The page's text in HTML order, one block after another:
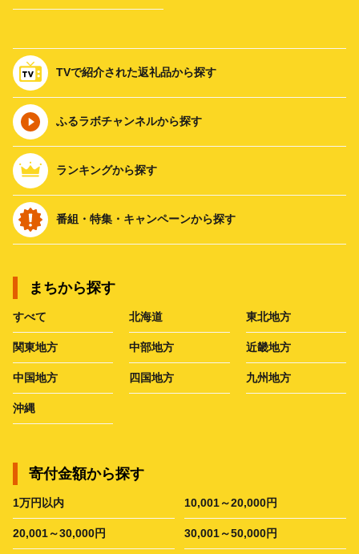
TVで紹介された返礼品から探す
ふるラボチャンネルから探す
ランキングから探す
番組・特集・キャンペーンから探す
まちから探す
すべて 北海道 東北地方
関東地方 中部地方 近畿地方
中国地方 四国地方 九州地方
沖縄
寄付金額から探す
1万円以内 10,001～20,000円
20,001～30,000円 30,001～50,000円